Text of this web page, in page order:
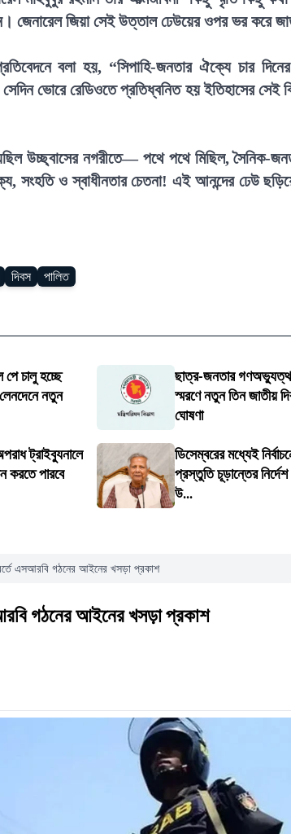
জেনারেল জিয়া সেই উত্তাল ঢেউয়ের ওপর ভর করে
বলা হয়, “সিপাহি-জনতার ঐক্যে চার
ভোরে রেডিওতে প্রতিধ্বনিত হয় ইতিহাসের
উচ্ছ্বাসের নগরীতে— পথে পথে মিছিল, সৈনিক-
ও স্বাধীনতার চেতনা! এই আনন্দের ঢেউ
দিবস পালিত
পে চালু হচ্ছে
নতুন
ছাত্র-জনতার
স্মরণে নতুন তিন জাতীয়
ঘোষণা
ট্রাইব্যুনালে
করতে পারবে
ডিসেম্বরের মধ্যেই
প্রস্তুতি চূড়ান্তের
উ...
এসআরবি গঠনের আইনের খসড়া প্রকাশ
গঠনের আইনের খসড়া প্রকাশ